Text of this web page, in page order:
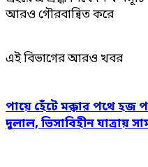
আরও গৌরবান্বিত করে
এই বিভাগের আরও খবর
পায়ে হেঁটে মক্কার পথে হজ
দুলাল, ভিসাবিহীন যাত্রায়